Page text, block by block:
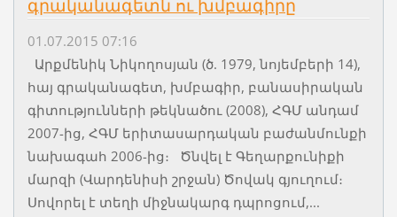
գրականագետն ու խմբագիրը
01.07.2015 07:16
Արքմենիկ Նիկողոսյան (ծ. 1979, նոյեմբերի 14),
հայ գրականագետ, խմբագիր, բանասիրական
գիտությունների թեկնածու (2008), ՀԳՄ անդամ
2007-ից, ՀԳՄ երիտասարդական բաժանմունքի
նախագահ 2006-ից։ Ծնվել է Գեղարքունիքի
մարզի (Վարդենիսի շրջան) Ծովակ գյուղում։
Սովորել է տեղի միջնակարգ դպրոցում,...